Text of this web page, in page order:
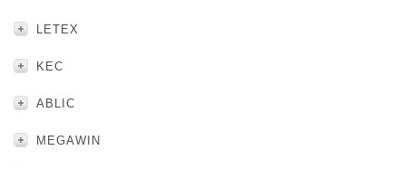
LETEX
KEC
ABLIC
MEGAWIN